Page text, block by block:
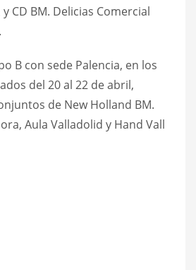
CD BM. Delicias Comercial
B con sede Palencia, en los
del 20 al 22 de abril,
de New Holland BM.
Aula Valladolid y Hand Vall